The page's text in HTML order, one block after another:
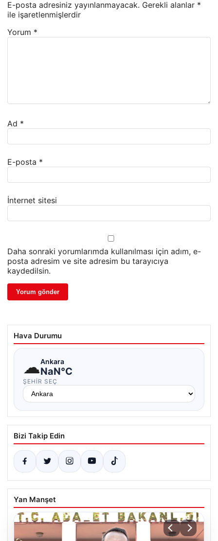
E-posta adresiniz yayınlanmayacak. Gerekli alanlar *
ile işaretlenmişlerdir
Yorum *
Ad *
E-posta *
İnternet sitesi
Daha sonraki yorumlarımda kullanılması için adım, e-
posta adresim ve site adresim bu tarayıcıya
kaydedilsin.
Hava Durumu
☁Ankara
NaN°C
ŞEHIR SEÇ
Bizi Takip Edin
Yan Manşet